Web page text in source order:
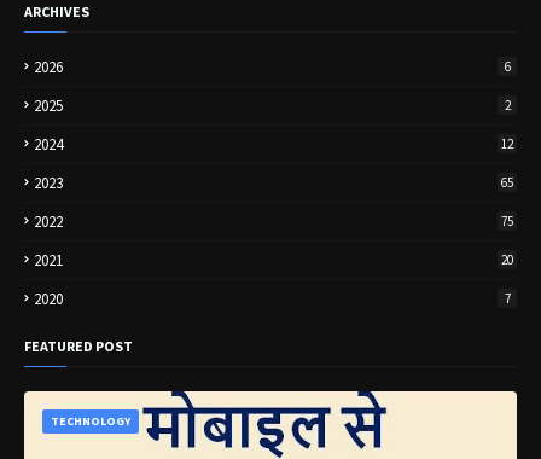
ARCHIVES
2026 6
2025 2
2024 12
2023 65
2022 75
2021 20
2020 7
FEATURED POST
TECHNOLOGY